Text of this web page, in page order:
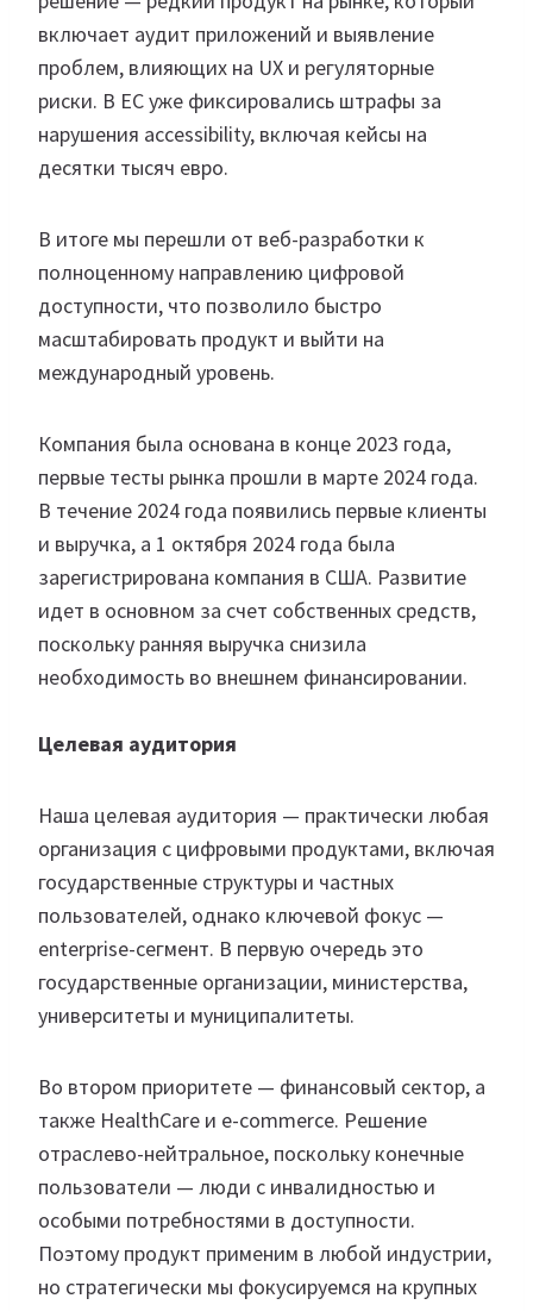
включает аудит приложений и выявление
проблем, влияющих на UX и регуляторные
риски. В ЕС уже фиксировались штрафы за
нарушения accessibility, включая кейсы на
десятки тысяч евро.
В итоге мы перешли от веб-разработки к
полноценному направлению цифровой
доступности, что позволило быстро
масштабировать продукт и выйти на
международный уровень.
Компания была основана в конце 2023 года,
первые тесты рынка прошли в марте 2024 года.
В течение 2024 года появились первые клиенты
и выручка, а 1 октября 2024 года была
зарегистрирована компания в США. Развитие
идет в основном за счет собственных средств,
поскольку ранняя выручка снизила
необходимость во внешнем финансировании.
Целевая аудитория
Наша целевая аудитория — практически любая
организация с цифровыми продуктами, включая
государственные структуры и частных
пользователей, однако ключевой фокус —
enterprise-сегмент. В первую очередь это
государственные организации, министерства,
университеты и муниципалитеты.
Во втором приоритете — финансовый сектор, а
также HealthCare и e-commerce. Решение
отраслево-нейтральное, поскольку конечные
пользователи — люди с инвалидностью и
особыми потребностями в доступности.
Поэтому продукт применим в любой индустрии,
но стратегически мы фокусируемся на крупных